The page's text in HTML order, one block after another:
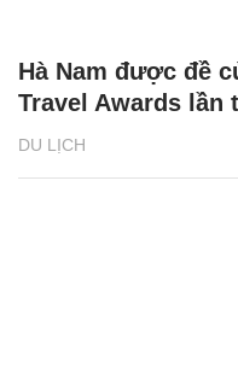
DU LỊCH
Hà Nam được đề
Travel Awards lần